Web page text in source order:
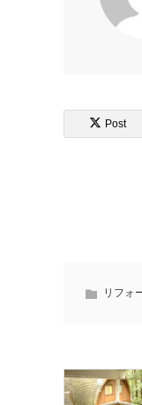
Post
リフォ